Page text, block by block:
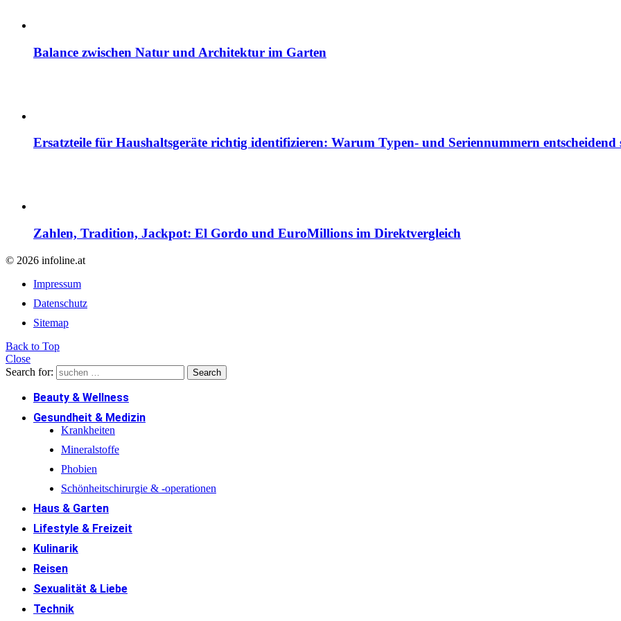
Balance zwischen Natur und Architektur im Garten
Ersatzteile für Haushaltsgeräte richtig identifizieren: Warum Typen- und Seriennummern entscheidend
Zahlen, Tradition, Jackpot: El Gordo und EuroMillions im Direktvergleich
© 2026 infoline.at
Impressum
Datenschutz
Sitemap
Back to Top
Close
Search for:
Search
Beauty & Wellness
Gesundheit & Medizin
Krankheiten
Mineralstoffe
Phobien
Schönheitschirurgie & -operationen
Haus & Garten
Lifestyle & Freizeit
Kulinarik
Reisen
Sexualität & Liebe
Technik